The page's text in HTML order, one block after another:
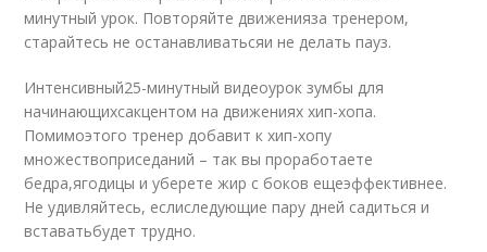
минутный урок. Повторяйте движенияза тренером,
старайтесь не останавливатьсяи не делать пауз.
Интенсивный25-минутный видеоурок зумбы для
начинающихсакцентом на движениях хип-хопа.
Помимоэтого тренер добавит к хип-хопу
множествоприседаний – так вы проработаете
бедра,ягодицы и уберете жир с боков ещеэффективнее.
Не удивляйтесь, еслиследующие пару дней садиться и
вставатьбудет трудно.